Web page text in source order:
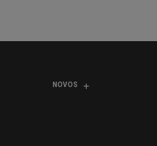
NOVOS